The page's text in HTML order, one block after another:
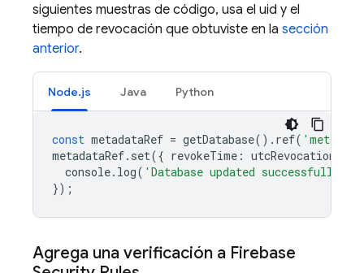
siguientes muestras de código, usa el uid y el
tiempo de revocación que obtuviste en la sección
anterior.
Node.js Java Python
const metadataRef = getDatabase(). ref(
metadataRef. set({ revokeTime :
console. log( 'Database updated successfully.'
});
Agrega una verificación a Firebase